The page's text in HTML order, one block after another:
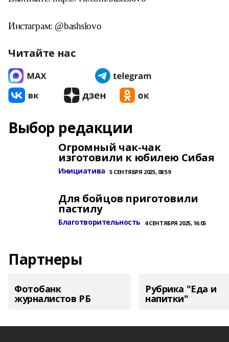
Инстаграм: @bashslovo
Читайте нас
Выбор редакции
Огромный чак-чак
изготовили к юбилею Сибая
Инициатива 5 СЕНТЯБРЯ 2025, 08:59
Для бойцов приготовили
пастилу
Благотворительность 4 СЕНТЯБРЯ 2025, 16:05
Партнеры
Фотобанк
журналистов РБ
Рубрика "Еда и
напитки"